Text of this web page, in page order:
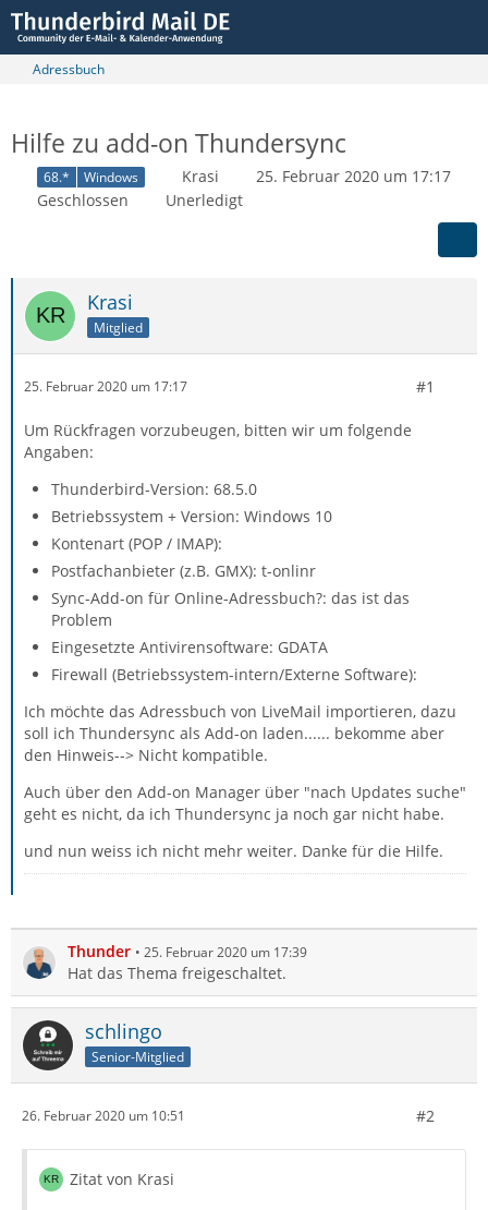
Adressbuch
Hilfe zu add-on Thundersync
68.* Windows Krasi
25. Februar 2020 um 17:17
Geschlossen
Unerledigt
Krasi
Mitglied
25. Februar 2020 um 17:17 #1
Um Rückfragen vorzubeugen, bitten wir um folgende
Angaben:
Thunderbird-Version: 68.5.0
Betriebssystem + Version: Windows 10
Kontenart (POP / IMAP):
Postfachanbieter (z.B. GMX): t-onlinr
Sync-Add-on für Online-Adressbuch?: das ist das
Problem
Eingesetzte Antivirensoftware: GDATA
Firewall (Betriebssystem-intern/Externe Software):
Ich möchte das Adressbuch von LiveMail importieren, dazu
soll ich Thundersync als Add-on laden...... bekomme aber
den Hinweis--> Nicht kompatible.
Auch über den Add-on Manager über "nach Updates suche"
geht es nicht, da ich Thundersync ja noch gar nicht habe.
und nun weiss ich nicht mehr weiter. Danke für die Hilfe.
Thunder 25. Februar 2020 um 17:39
Hat das Thema freigeschaltet.
schlingo
Senior-Mitglied
26. Februar 2020 um 10:51 #2
Zitat von Krasi